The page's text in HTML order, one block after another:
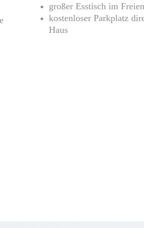
großer Esstisch im Freien
kostenloser Parkplatz
Haus